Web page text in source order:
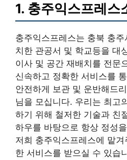
1. 충주익스프레스
충주익스프레스는 충북 충
치한 관공서 및 학교등을 대
이사 및 공간 재배치를 전문
신속하고 정확한 서비스를
안전하게 보관 및 운반해드
님을 모십니다. 우리는 최고
하기 위해 철저한 기술과 친
하우를 바탕으로 항상 정성
저희 충주익스프레스에 맡
한 서비스를 받으실 수 있습